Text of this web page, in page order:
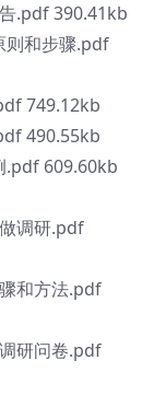
.pdf 390.41kb
和步骤.pdf
749.12kb
490.55kb
609.60kb
调研.pdf
和方法.pdf
研问卷.pdf